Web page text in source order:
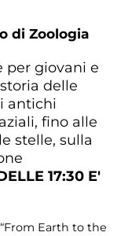
di Zoologia
per giovani e
delle
antichi
fino alle
stelle, sulla
17:30 E'
Earth to the